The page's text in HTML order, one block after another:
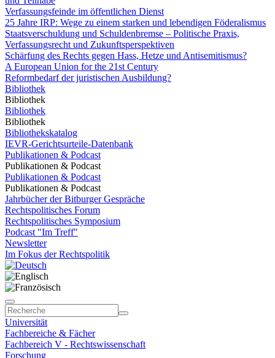
Verfassungsfeinde im öffentlichen Dienst
25 Jahre IRP: Wege zu einem starken und lebendigen Föderalismus
Staatsverschuldung und Schuldenbremse – Politische Praxis,
Verfassungsrecht und Zukunftsperspektiven
Schärfung des Rechts gegen Hass, Hetze und Antisemitismus?
A European Union for the 21st Century
Reformbedarf der juristischen Ausbildung?
Bibliothek
Bibliothek
Bibliothek
Bibliothek
Bibliothekskatalog
IEVR-Gerichtsurteile-Datenbank
Publikationen & Podcast
Publikationen & Podcast
Publikationen & Podcast
Publikationen & Podcast
Jahrbücher der Bitburger Gespräche
Rechtspolitisches Forum
Rechtspolitisches Symposium
Podcast "Im Treff"
Newsletter
Im Fokus der Rechtspolitik
Universität
Fachbereiche & Fächer
Fachbereich V - Rechtswissenschaft
Forschung